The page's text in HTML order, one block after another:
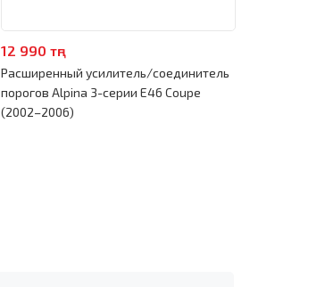
12 990 тңг
Расширенный усилитель/соединитель
порогов Alpina 3-серии E46 Coupe
(2002–2006)